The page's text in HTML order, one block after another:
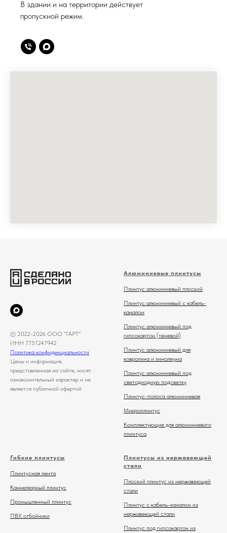
В здании и на территории действует
пропускной режим.
© 2022-2026 ООО "ГАРТ"
ИНН 7751247942
Политика конфиденциальности
Цены и информация,
представленная на сайте, носят
ознакомительный характер и не
является публичной офертой
Алюминиевые плинтусы
Плинтус алюминиевый плоский
Плинтус алюминиевый с кабель-
каналом
Плинтус алюминиевый под
гипсокартон (теневой)
Плинтус алюминиевый для
ковролина и линолеума
Плинтус алюминиевый под
светодиодную подсветку
Плинтус-полоса алюминиевая
Микроплинтус
Комплектующие для алюминиевого
плинтуса
Гибкие плинтусы
Плинтусная лента
Каннелюрный плинтус
Промышленный плинтус
ПВХ отбойники
Плинтусы из нержавеющей
стали
Плоский плинтус из нержавеющей
стали
Плинтус с кабель-каналом из
нержавеющей стали
Плинтус под гипсокартон из